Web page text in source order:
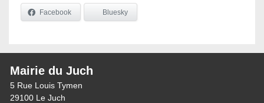
Facebook Bluesky
Mairie du Juch
5 Rue Louis Tymen
29100 Le Juch